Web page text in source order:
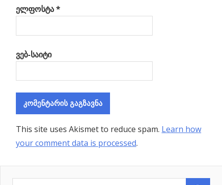
ელფოსტა*
ვებ-საიტი
This site uses Akismet to reduce spam. Learn how
your comment data is processed.